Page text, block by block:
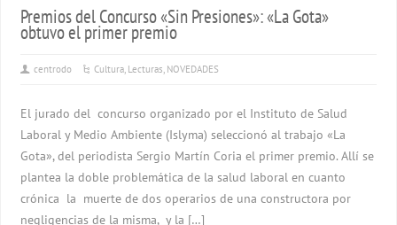
Premios del Concurso «Sin Presiones»: «La Gota»
obtuvo el primer premio
centrodo Cultura, Lecturas, NOVEDADES
El jurado del concurso organizado por el Instituto de Salud
Laboral y Medio Ambiente (Islyma) seleccionó al trabajo «La
Gota», del periodista Sergio Martín Coria el primer premio. Allí se
plantea la doble problemática de la salud laboral en cuanto
crónica la muerte de dos operarios de una constructora por
negligencias de la misma, y la […]